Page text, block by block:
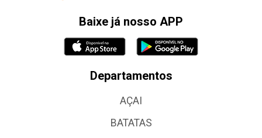
Baixe já nosso APP
Departamentos
AÇAI
BATATAS